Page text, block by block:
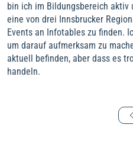
bin ich im Bildungsbereich aktiv
eine von drei Innsbrucker
Events an Infotables zu finden.
um darauf aufmerksam zu
aktuell befinden, aber dass es
handeln.